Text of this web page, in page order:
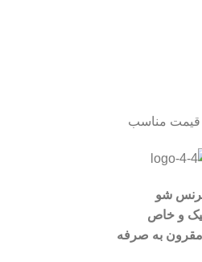
قیمت مناسب
شو
و خاص
مقرون به صرفه